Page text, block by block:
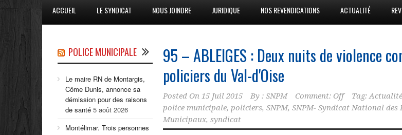
ACCUEIL LE SYNDICAT NOUS JOINDRE JURIDIQUE NOS REVENDICATIONS ACTUALITÉ
95 – ABLEIGES : Deux nuits de violence
policiers du Val-d'Oise
Posted On 15 Juil 2015 By : SNPM Comment: Off Tag: Actualité
police municipale, policiers, SNPM, SNPM- Syndicat National des
Municipaux, syndicat
POLICE MUNICIPALE
Le maire RN de Montargis,
Côme Dunis, annonce sa
démission pour des raisons
de santé 5 août 2026
Montélimar. Trois personnes